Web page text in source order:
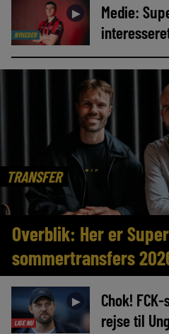
NYHEDER
►
Medie:
TRANSFER
Overblik: Her er
sommertransfers
LIGE NU
►
Chok!
rejse til